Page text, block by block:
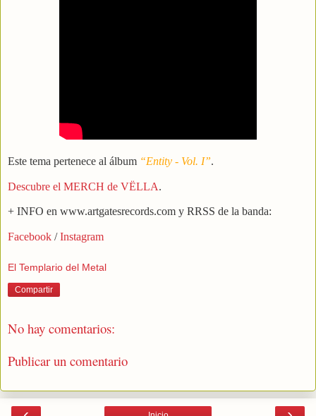
Este tema pertenece al álbum “Entity - Vol. I”.
Descubre el MERCH de VËLLA.
+ INFO en www.artgatesrecords.com y RRSS de la banda:
Facebook /Instagram
El Templario del Metal
Compartir
No hay comentarios:
Publicar un comentario